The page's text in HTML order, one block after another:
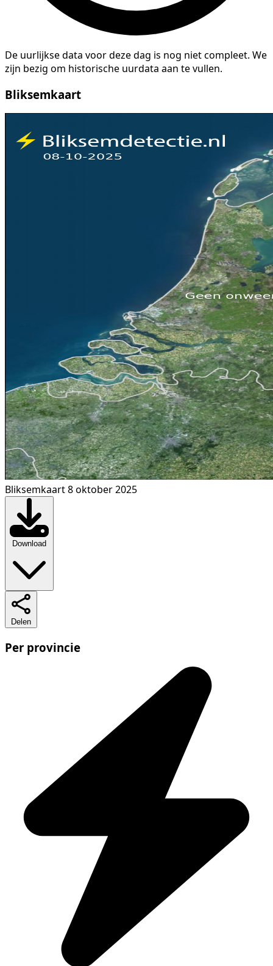
De uurlijkse data voor deze dag is nog niet compleet. We
zijn bezig om historische uurdata aan te vullen.
Bliksemkaart
Bliksemkaart 8 oktober 2025
Download
Delen
Per provincie